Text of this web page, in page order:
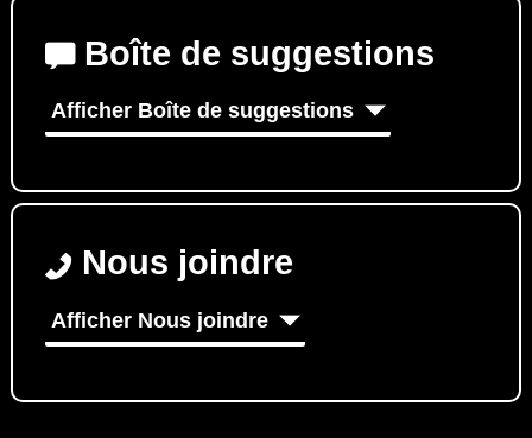
Boîte de suggestions
Afficher Boîte de suggestions
Nous joindre
Afficher Nous joindre